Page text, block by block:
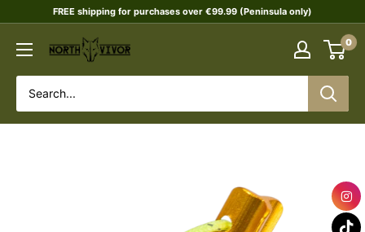
content
FREE shipping for purchases over €99.99 (Peninsula only)
NORTHVIVOR 0